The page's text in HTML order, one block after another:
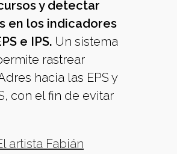
y detectar
en los indicadores
e IPS. Un sistema
rastrear
hacia las EPS y
con el fin de evitar
artista Fabián